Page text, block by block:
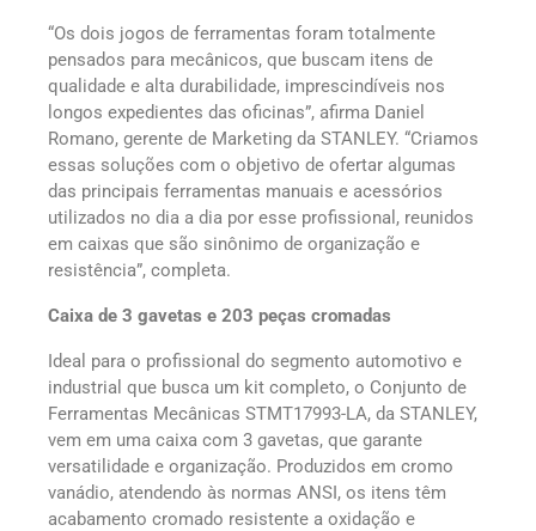
“Os dois jogos de ferramentas foram totalmente
pensados para mecânicos, que buscam itens de
qualidade e alta durabilidade, imprescindíveis nos
longos expedientes das oficinas”, afirma Daniel
Romano, gerente de Marketing da STANLEY. “Criamos
essas soluções com o objetivo de ofertar algumas
das principais ferramentas manuais e acessórios
utilizados no dia a dia por esse profissional, reunidos
em caixas que são sinônimo de organização e
resistência”, completa.
Caixa de 3 gavetas e 203 peças cromadas
Ideal para o profissional do segmento automotivo e
industrial que busca um kit completo, o Conjunto de
Ferramentas Mecânicas STMT17993-LA, da STANLEY,
vem em uma caixa com 3 gavetas, que garante
versatilidade e organização. Produzidos em cromo
vanádio, atendendo às normas ANSI, os itens têm
acabamento cromado resistente a oxidação e